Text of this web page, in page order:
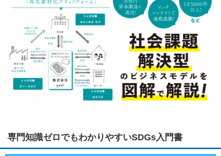
専門知識ゼロでもわかりやすいSDGs入門書